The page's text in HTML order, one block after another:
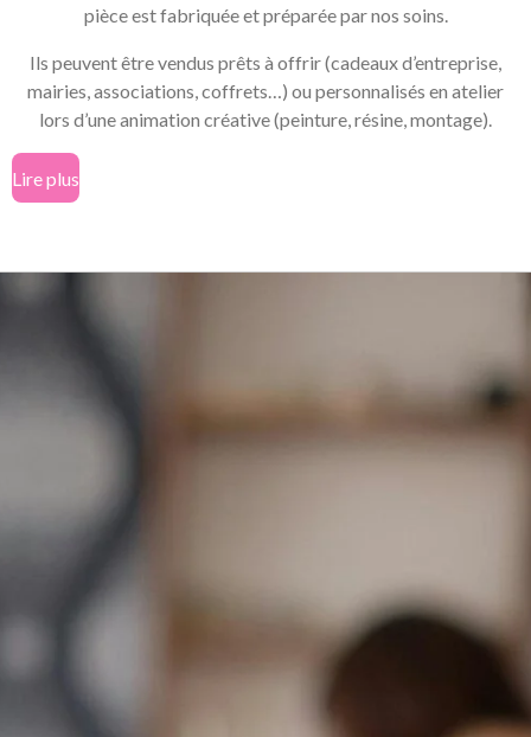
pièce est fabriquée et préparée par nos soins.
Ils peuvent être vendus prêts à offrir (cadeaux d’entreprise,
mairies, associations, coffrets…) ou personnalisés en atelier
lors d’une animation créative (peinture, résine, montage).
Lire plus